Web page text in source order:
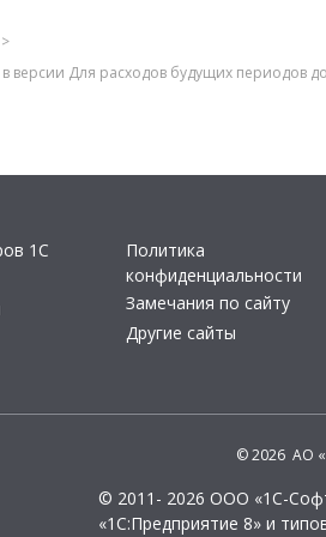
версии Для расходов будущих периодов
1С
Политика
конфиденциальности
Замечания по сайту
Другие сайты
© 2026 АО
© 2011- 2026 ООО «1С-
«1С:Предприятие 8» и